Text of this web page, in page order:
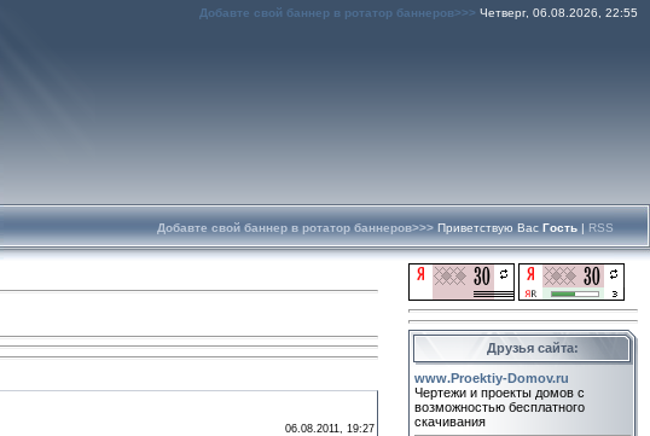
Добавте свой баннер в ротатор баннеров>>> Четверг, 06.08.2026, 22:55
Добавте свой баннер в ротатор баннеров>>> Приветствую Вас Гость | RSS
06.08.2011, 19:27
Друзья сайта:
www.Proektiy-Domov.ru
Чертежи и проекты домов с
возможностью бесплатного
скачивания